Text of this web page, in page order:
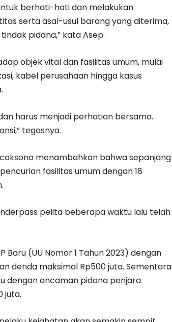
berhati-hati dan melakukan
serta asal-usul barang yang diterima,
pidana,” kata Asep.
objek vital dan fasilitas umum, mulai
kabel perusahaan hingga kasus
harus menjadi perhatian bersama.
tegasnya.
menambahkan bahwa sepanjang
fasilitas umum dengan 18
pelita beberapa waktu lalu telah
Baru (UU Nomor 1 Tahun 2023) dengan
denda maksimal Rp500 juta. Sementara
dengan ancaman pidana penjara
juta.